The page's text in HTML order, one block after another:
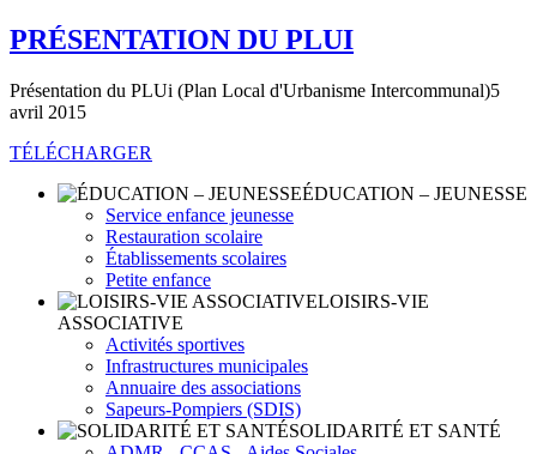
PRÉSENTATION DU PLUI
Présentation du PLUi (Plan Local d'Urbanisme Intercommunal)5
avril 2015
TÉLÉCHARGER
ÉDUCATION – JEUNESSE
Service enfance jeunesse
Restauration scolaire
Établissements scolaires
Petite enfance
LOISIRS-VIE
ASSOCIATIVE
Activités sportives
Infrastructures municipales
Annuaire des associations
Sapeurs-Pompiers (SDIS)
SOLIDARITÉ ET SANTÉ